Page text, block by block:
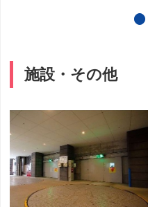
施設・その他